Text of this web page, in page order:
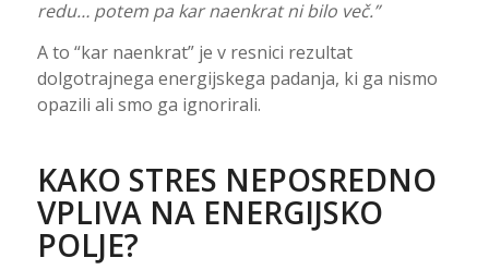
redu… potem pa kar naenkrat ni bilo več.”
A to “kar naenkrat” je v resnici rezultat
dolgotrajnega energijskega padanja, ki ga nismo
opazili ali smo ga ignorirali.
KAKO STRES NEPOSREDNO
VPLIVA NA ENERGIJSKO
POLJE?